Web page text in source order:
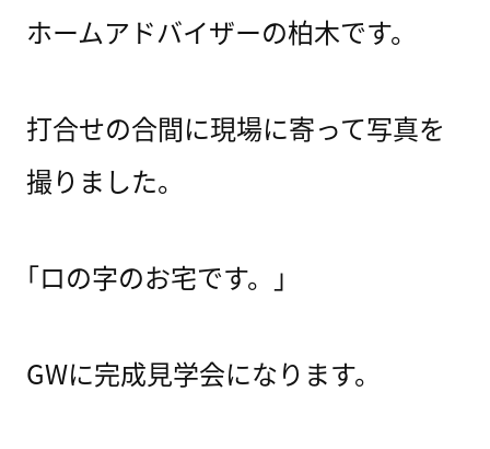
ホームアドバイザーの柏木です。
打合せの合間に現場に寄って写真を
撮りました。
｢ロの字のお宅です。｣
GWに完成見学会になります。